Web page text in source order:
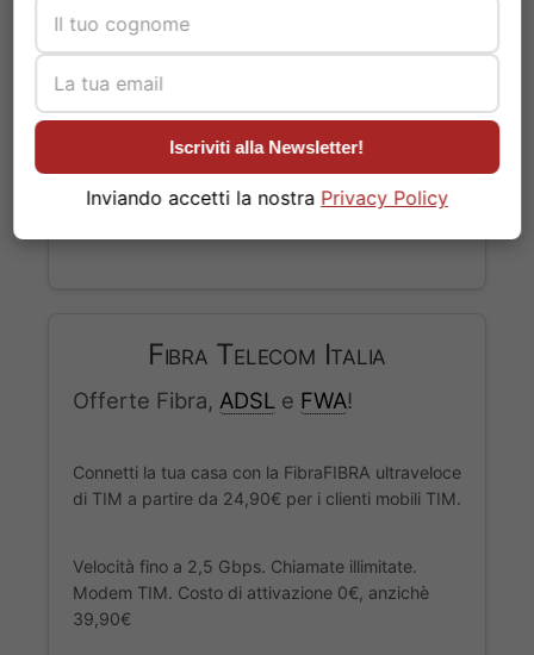
e costo di attivazione 0€ anziché 49€.
PROVA SKY WI-FI!
Fibra Telecom Italia
Offerte Fibra, ADSL e FWA!
Connetti la tua casa con la FibraFIBRA ultraveloce
di TIM a partire da 24,90€ per i clienti mobili TIM.
Velocità fino a 2,5 Gbps. Chiamate illimitate.
Modem TIM. Costo di attivazione 0€, anzichè
39,90€
Iscriviti alla Newsletter!
Inviando accetti la nostra Privacy Policy